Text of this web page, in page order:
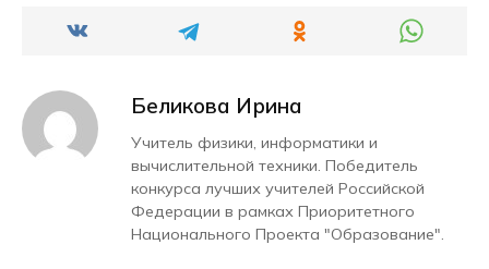
Беликова Ирина
Учитель физики, информатики и
вычислительной техники. Победитель
конкурса лучших учителей Российской
Федерации в рамках Приоритетного
Национального Проекта "Образование".